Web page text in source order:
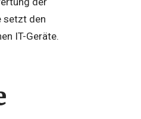
setzt den
IT-Geräte.